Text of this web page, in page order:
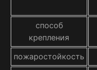
способ
крепления
пожаростойкость